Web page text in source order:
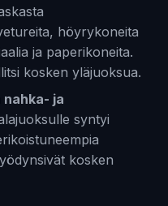
höyrykoneita
ja paperikoneita.
kosken yläjuoksua.
ja
syntyi
kosken